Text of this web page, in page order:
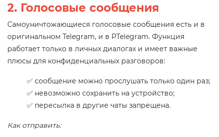
2. Голосовые сообщения
Самоуничтожающиеся голосовые сообщения есть и в
оригинальном Telegram, и в PTelegram. Функция
работает только в личных диалогах и имеет важные
плюсы для конфиденциальных разговоров:
✅ сообщение можно прослушать только один раз;
✅ невозможно сохранить на устройство;
✅ пересылка в другие чаты запрещена.
Как отправить: